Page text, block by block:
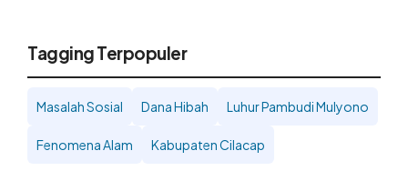
Tagging Terpopuler
Masalah Sosial Dana Hibah Luhur Pambudi Mulyono
Fenomena Alam Kabupaten Cilacap